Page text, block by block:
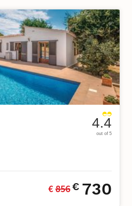
4.4
out of 5
€ 856€ 730